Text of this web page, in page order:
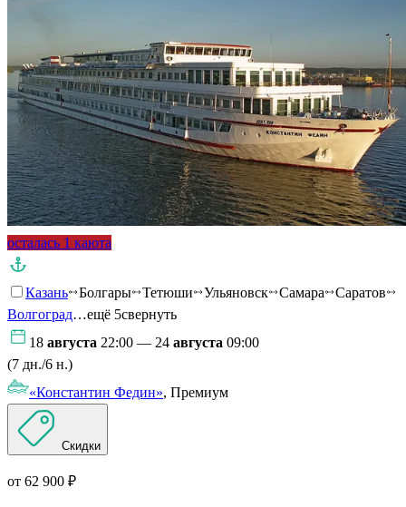
осталась 1 каюта
Казань Болгары Тетюши Ульяновск Самара
Саратов
Волгоград…ещё 5свернуть
18 августа 22:00 — 24 августа 09:00
(7 дн./6 н.)
«Константин Федин», Премиум
Скидки
от 62 900 ₽